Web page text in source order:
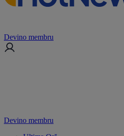
Devino membru
Devino membru